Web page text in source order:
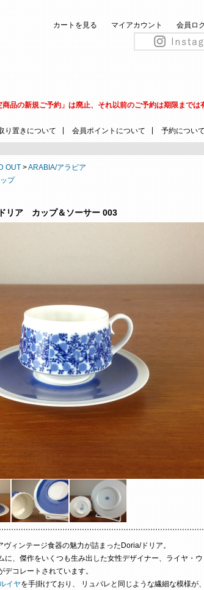
カートを見る
マイアカウント 会員ロ
商品の新規ご予約」は廃止、それ以前のご予約は期限までは
り置きについて
会員ポイントについて 予約について
OUT >ARABIA/アラビア
プ
リア カップ＆ソーサー 003
ィンテージ食器の魅力が詰まったDoria/ドリア。
に、傑作をいくつも生み出した女性デザイナー、ライヤ・
コレートされています。
イヤを手掛けており、 リュパレと同じような繊細な模様が